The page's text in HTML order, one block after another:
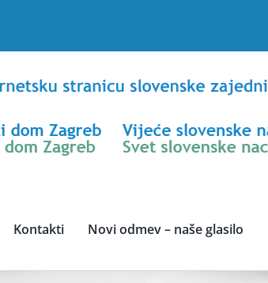
Kontakti Novi odmev – naše glasilo